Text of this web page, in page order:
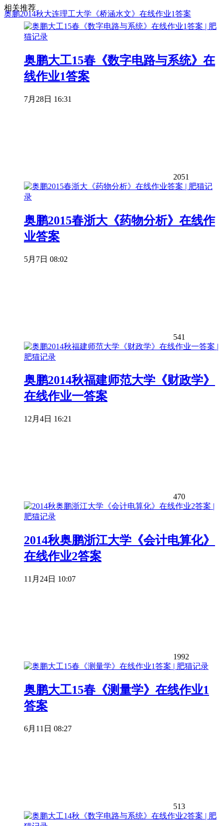
奥鹏2014秋大连理工大学《桥涵水文》在线作业1答案
相关推荐
奥鹏大工15春《数字电路与系统》在
线作业1答案
7月28日 16:31
2051
奥鹏2015春浙大《药物分析》在线作
业答案
5月7日 08:02
541
奥鹏2014秋福建师范大学《财政学》
在线作业一答案
12月4日 16:21
470
2014秋奥鹏浙江大学《会计电算化》
在线作业2答案
11月24日 10:07
1992
奥鹏大工15春《测量学》在线作业1
答案
6月11日 08:27
513